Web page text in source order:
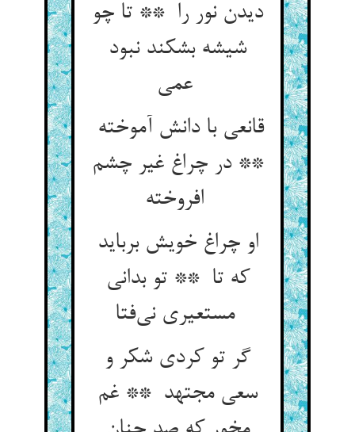
دیدن نور را ** تا چو
شیشه بشکند نبود
عمی
قانعی با دانش آموخته
** در چراغ غیر چشم
او چراغ خویش برباید
که تا ** تو بدانی
مستعیری نی‌فتا
گر تو کردی شکر و
سعی مجتهد ** غم